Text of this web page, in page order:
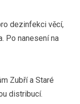
dezinfekci věcí,
Po nanesení na
Zubří a Staré
distribucí.